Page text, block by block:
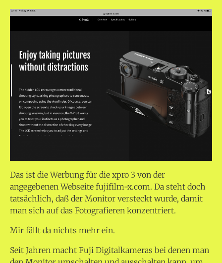
Das ist die Werbung für die xpro 3 von der
angegebenen Webseite fujifilm-x.com. Da steht doch
tatsächlich, daß der Monitor versteckt wurde, damit
man sich auf das Fotografieren konzentriert.
Mir fällt da nichts mehr ein.
Seit Jahren macht Fuji Digitalkameras bei denen man